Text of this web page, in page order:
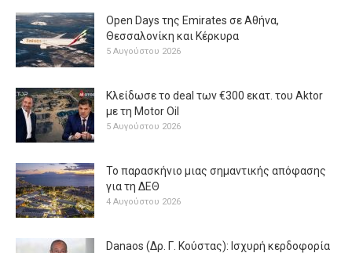
Open Days της Emirates σε Αθήνα,
Θεσσαλονίκη και Κέρκυρα
5 Αυγούστου 2026
Κλείδωσε το deal των €300 εκατ. του Aktor
με τη Μotor Oil
5 Αυγούστου 2026
Το παρασκήνιο μιας σημαντικής απόφασης
για τη ΔΕΘ
4 Αυγούστου 2026
Danaos (Δρ. Γ. Κούστας): Ισχυρή κερδοφορία